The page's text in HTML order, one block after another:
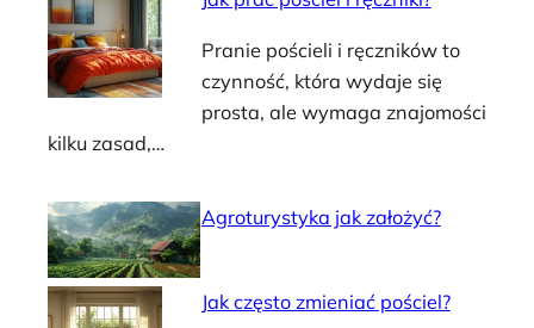
Pranie pościeli i ręczników to
czynność, która wydaje się
prosta, ale wymaga znajomości
kilku zasad,…
Agroturystyka jak założyć?
Jak często zmieniać pościel?